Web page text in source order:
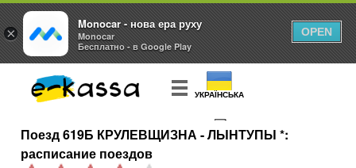
УКРАЇНСЬКА
КУПИТЬБИЛЕТ
Поезд 619Б КРУЛЕВЩИЗНА - ЛЫНТУПЫ *:
расписание поездов
×
Monocar - нова ера руху
Monocar
Бесплатно - в Google Play
OPEN